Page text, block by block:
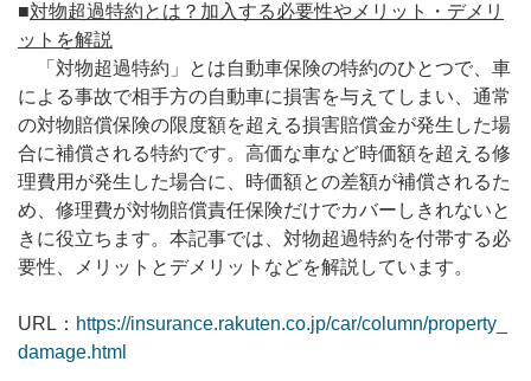
■対物超過特約とは？加入する必要性やメリット・デメリ
ットを解説
「対物超過特約」とは自動車保険の特約のひとつで、車
による事故で相手方の自動車に損害を与えてしまい、通常
の対物賠償保険の限度額を超える損害賠償金が発生した場
合に補償される特約です。高価な車など時価額を超える修
理費用が発生した場合に、時価額との差額が補償されるた
め、修理費が対物賠償責任保険だけでカバーしきれないと
きに役立ちます。本記事では、対物超過特約を付帯する必
要性、メリットとデメリットなどを解説しています。
URL： https://insurance.rakuten.co.jp/car/column/property_
damage.html